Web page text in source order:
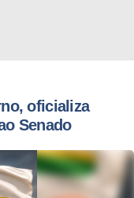
oficializa
Senado